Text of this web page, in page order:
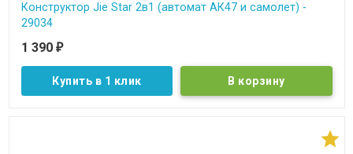
Конструктор Jie Star 2в1 (автомат АК47 и самолет) -
29034
1 390 ₽
Купить в 1 клик
